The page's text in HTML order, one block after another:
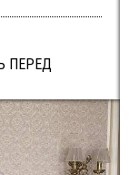
ПЕРЕД